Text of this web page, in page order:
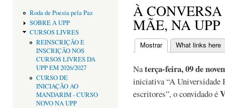
Roda de Poesia pela Paz
SOBRE A UPP
CURSOS LIVRES
REINSCRIÇÃO E
INSCRIÇÃO NOS
CURSOS LIVRES DA
UPP EM 2026/2027
CURSO DE
INICIAÇÃO AO
MANDARIM - CURSO
NOVO NA UPP
À
MÃE, NA UPP
Separadores
Mostrar(separador ativo)
What links here
Naterça-feira, 09 de
iniciativa “A Universidade
escritores”, o convidado é